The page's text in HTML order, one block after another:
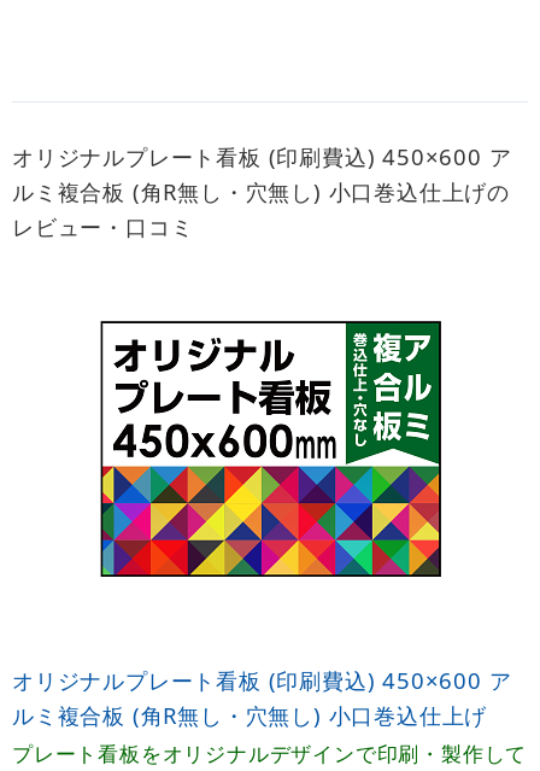
オリジナルプレート看板 (印刷費込) 450×600 ア
ルミ複合板 (角R無し・穴無し) 小口巻込仕上げの
レビュー・口コミ
オリジナルプレート看板 (印刷費込) 450×600 ア
ルミ複合板 (角R無し・穴無し) 小口巻込仕上げ
プレート看板をオリジナルデザインで印刷・製作して